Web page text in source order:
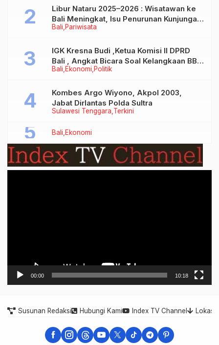
Bali Pariwisata
Libur Nataru 2025–2026 : Wisatawan ke
Bali Meningkat, Isu Penurunan Kunjungan
Tidak Benar
Bali Ekonomi Politik
IGK Kresna Budi ,Ketua Komisi II DPRD
Bali , Angkat Bicara Soal Kelangkaan BBM
Bersubsidi Jenis Solar
Sulawesi Tenggara Terkini
Kombes Argo Wiyono, Akpol 2003,
Jabat Dirlantas Polda Sultra
Bali Ekonomi
00:00 10:18
Susunan Redaksi Hubungi Kami Index TV Channel Lokasi